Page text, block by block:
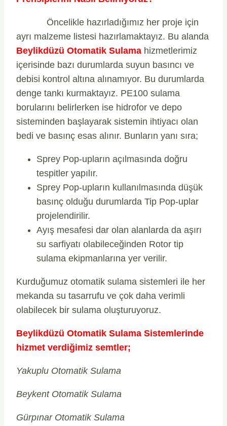
Öncelikle hazırladığımız her proje için
ayrı malzeme listesi hazırlamaktayız. Bu alanda
Beylikdüzü Otomatik Sulama hizmetlerimiz
içerisinde bazı durumlarda suyun basıncı ve
debisi kontrol altına alınamıyor. Bu durumlarda
denge tankı kurmaktayız. PE100 sulama
borularını belirlerken ise hidrofor ve depo
sisteminden başlayarak sistemin ihtiyacı olan
bedi ve basınç esas alınır. Bunların yanı sıra;
Sprey Pop-upların açılmasında doğru
tespitler yapılır.
Sprey Pop-upların kullanılmasında düşük
basınç olduğu durumlarda Tip Pop-uplar
projelendirilir.
Ayış mesafesi dar olan alanlarda da aşırı
su sarfiyatı olabileceğinden Rotor tip
sulama ekipmanlarına yer verilir.
Kurduğumuz otomatik sulama sistemleri ile her
mekanda su tasarrufu ve çok daha verimli
olabilecek bir sulama oluşturuyoruz.
Beylikdüzü Otomatik Sulama Sistemlerinde
hizmet verdiğimiz semtler;
Yakuplu Otomatik Sulama
Beykent Otomatik Sulama
Gürpınar Otomatik Sulama